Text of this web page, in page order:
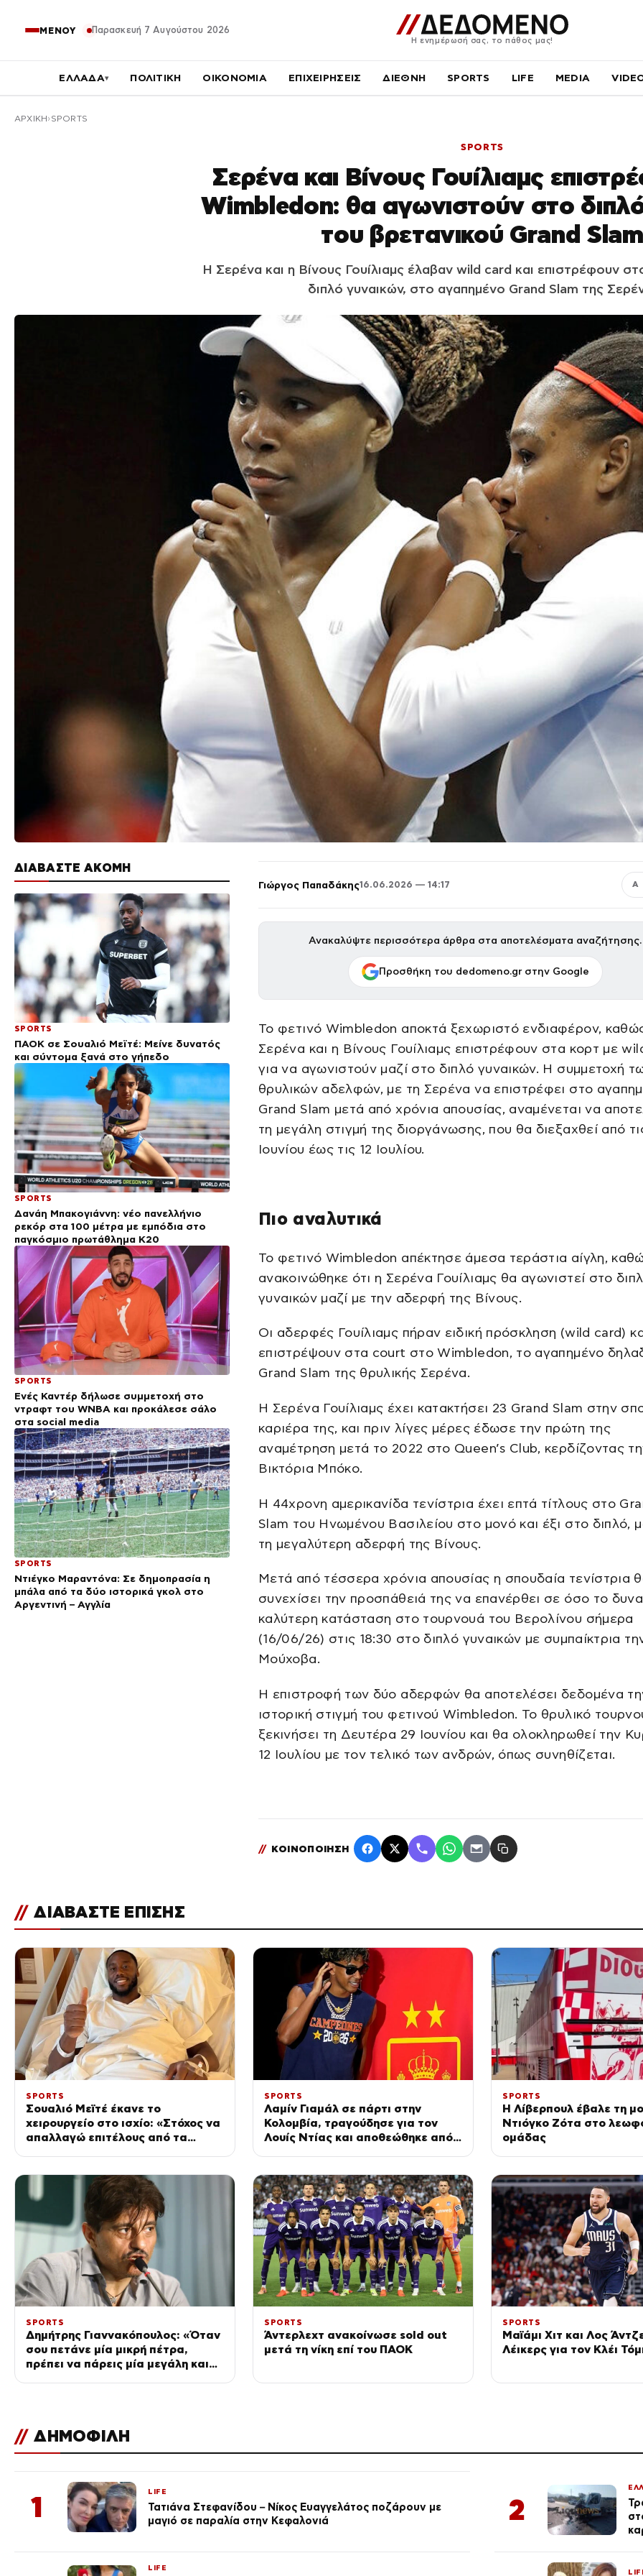
ΜΕΝΟΥ Παρασκευή 7 Αυγούστου 2026
Η ενημέρωσή σας, το πάθος μας!
ΕΛΛΑΔΑ▾ ΠΟΛΙΤΙΚΗ ΟΙΚΟΝΟΜΙΑ ΕΠΙΧΕΙΡΗΣΕΙΣ ΔΙΕΘΝΗ SPORTS LIFE MEDIA
ΑΡΧΙΚΉ SPORTS
SPORTS
Σερένα και Βίνους Γουίλιαμς
Wimbledon: θα αγωνιστούν στο
του βρετανικού Grand Slam
Η Σερένα και η Βίνους Γουίλιαμς έλαβαν wild card και επιστρέφουν
διπλό γυναικών, στο αγαπημένο Grand Slam της
ΔΙΑΒΑΣΤΕ ΑΚΟΜΗ
SPORTS
ΠΑΟΚ σε Σουαλιό Μεϊτέ: Μείνε δυνατός
και σύντομα ξανά στο γήπεδο
SPORTS
Δανάη Μπακογιάννη: νέο πανελλήνιο
ρεκόρ στα 100 μέτρα με εμπόδια στο
παγκόσμιο πρωτάθλημα Κ20
SPORTS
Ενές Καντέρ δήλωσε συμμετοχή στο
ντραφτ του WNBA και προκάλεσε σάλο
στα social media
SPORTS
Ντιέγκο Μαραντόνα: Σε δημοπρασία η
μπάλα από τα δύο ιστορικά γκολ στο
Αργεντινή – Αγγλία
Γιώργος Παπαδάκης16.06.2026 — 14:17 Α
Ανακαλύψτε περισσότερα άρθρα στα αποτελέσματα αναζήτησης.
Προσθήκη του dedomeno.gr στην Google
Το φετινό Wimbledon αποκτά ξεχωριστό ενδιαφέρον,
Σερένα και η Βίνους Γουίλιαμς επιστρέφουν στα κορτ με
για να αγωνιστούν μαζί στο διπλό γυναικών. Η συμμετοχή
θρυλικών αδελφών, με τη Σερένα να επιστρέφει στο
Grand Slam μετά από χρόνια απουσίας, αναμένεται να
τη μεγάλη στιγμή της διοργάνωσης, που θα διεξαχθεί από
Ιουνίου έως τις 12 Ιουλίου.
Πιο αναλυτικά
Το φετινό Wimbledon απέκτησε άμεσα τεράστια αίγλη,
ανακοινώθηκε ότι η Σερένα Γουίλιαμς θα αγωνιστεί στο
γυναικών μαζί με την αδερφή της Βίνους.
Οι αδερφές Γουίλιαμς πήραν ειδική πρόσκληση (wild card)
επιστρέψουν στα court στο Wimbledon, το αγαπημένο
Grand Slam της θρυλικής Σερένα.
Η Σερένα Γουίλιαμς έχει κατακτήσει 23 Grand Slam στην
καριέρα της, και πριν λίγες μέρες έδωσε την πρώτη της
αναμέτρηση μετά το 2022 στο Queen’s Club, κερδίζοντας
Βικτόρια Μπόκο.
Η 44χρονη αμερικανίδα τενίστρια έχει επτά τίτλους στο
Slam του Ηνωμένου Βασιλείου στο μονό και έξι στο διπλό,
τη μεγαλύτερη αδερφή της Βίνους.
Μετά από τέσσερα χρόνια απουσίας η σπουδαία τενίστρια
συνεχίσει την προσπάθειά της να επανέρθει σε όσο το
καλύτερη κατάσταση στο τουρνουά του Βερολίνου σήμερα
(16/06/26) στις 18:30 στο διπλό γυναικών με συμπαίκτρια
Μούχοβα.
Η επιστροφή των δύο αδερφών θα αποτελέσει δεδομένα
ιστορική στιγμή του φετινού Wimbledon. Το θρυλικό
ξεκινήσει τη Δευτέρα 29 Ιουνίου και θα ολοκληρωθεί την
12 Ιουλίου με τον τελικό των ανδρών, όπως συνηθίζεται.
// ΚΟΙΝΟΠΟΙΗΣΗ
// ΔΙΑΒΑΣΤΕ ΕΠΙΣΗΣ
SPORTS
Σουαλιό Μεϊτέ έκανε το
χειρουργείο στο ισχίο: «Στόχος να
απαλλαγώ επιτέλους από τα
SPORTS
Λαμίν Γιαμάλ σε πάρτι στην
Κολομβία, τραγούδησε για τον
Λουίς Ντίας και αποθεώθηκε από
SPORTS
Η Λίβερπουλ έβαλε τη
Ντιόγκο Ζότα στο
ομάδας
SPORTS
Δημήτρης Γιαννακόπουλος: «Όταν
σου πετάνε μία μικρή πέτρα,
πρέπει να πάρεις μία μεγάλη και
SPORTS
Άντερλεχτ ανακοίνωσε sold out
μετά τη νίκη επί του ΠΑΟΚ
SPORTS
Μαϊάμι Χιτ και Λος
Λέικερς για τον Κλέι
// ΔΗΜΟΦΙΛΗ
1 LIFE
Τατιάνα Στεφανίδου – Νίκος Ευαγγελάτος ποζάρουν με
μαγιό σε παραλία στην Κεφαλονιά
2
LIFE